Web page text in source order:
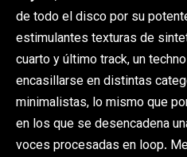
de todo el disco por su
estimulantes texturas de
cuarto y último track, un
encasillarse en distintas
minimalistas, lo mismo que
en los que se desencadena
voces procesadas en loop.